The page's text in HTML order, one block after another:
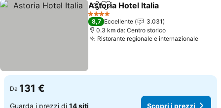
CondividiAggiungi ai preferiti
Astoria Hotel Italia
4 Stelle
8,7 Eccellente
3.031
0.3 km da: Centro storico
Ristorante regionale e internazionale
Da 131 €
Guarda i prezzi di 14 siti Scopri i prezzi